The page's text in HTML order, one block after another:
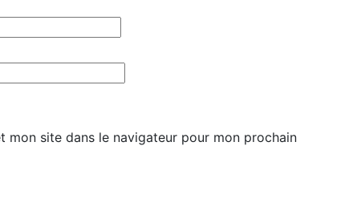
mon site dans le navigateur pour mon prochain